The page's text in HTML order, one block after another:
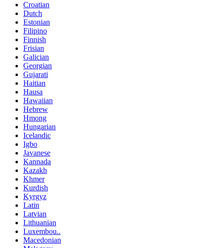
Croatian
Dutch
Estonian
Filipino
Finnish
Frisian
Galician
Georgian
Gujarati
Haitian
Hausa
Hawaiian
Hebrew
Hmong
Hungarian
Icelandic
Igbo
Javanese
Kannada
Kazakh
Khmer
Kurdish
Kyrgyz
Latin
Latvian
Lithuanian
Luxembou..
Macedonian